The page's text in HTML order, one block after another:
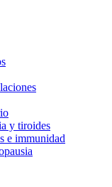
y tiroides
e immunidad